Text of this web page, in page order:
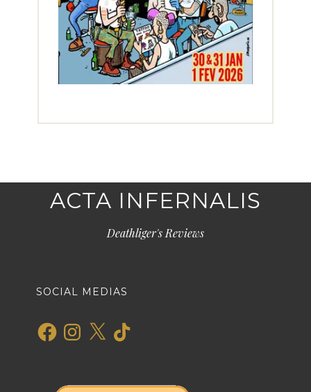
ACTA INFERNALIS
Deathliger's Reviews
SOCIAL MEDIAS
FacebookInstagram
X TikTok